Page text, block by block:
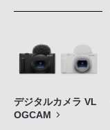
デジタルカメラ VL
OGCAM